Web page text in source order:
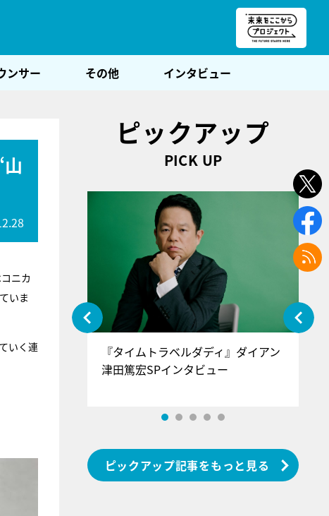
ンサー その他 インタビュー
ニカ
いま
いく連
ピックアップ
PICK UP
ぐ』＝LOV
『タイムトラベルダディ』ダイアン
津田篤宏SPインタビュー
ピックアップ記事をもっと見る